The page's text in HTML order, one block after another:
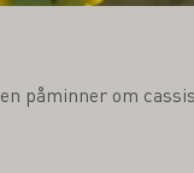
påminner om